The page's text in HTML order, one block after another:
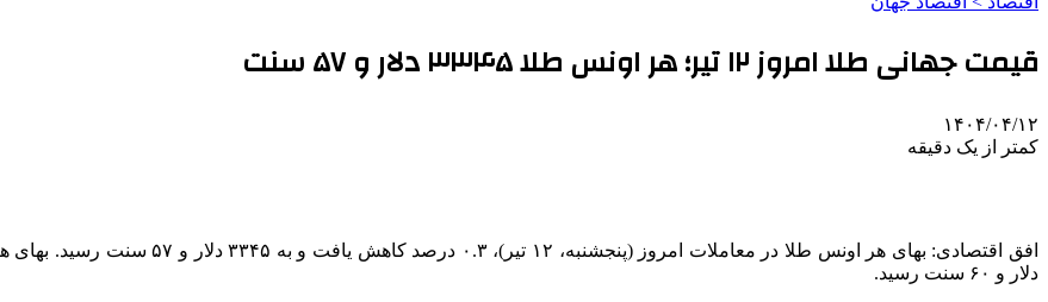
قیمت جهانی طلا امروز ۱۲ تیر؛ هر اونس طلا ۳۳۴۵ دلار و ۵۷ سنت
۱۴۰۴/۰۴/۱۲
کمتر از یک دقیقه
دلار و ۶۰ سنت رسید.